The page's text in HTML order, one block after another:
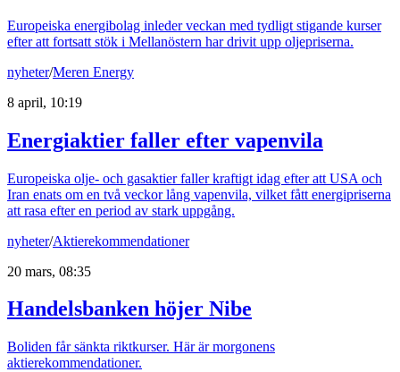
Europeiska energibolag inleder veckan med tydligt stigande kurser
efter att fortsatt stök i Mellanöstern har drivit upp oljepriserna.
nyheter/Meren Energy
8 april, 10:19
Energiaktier faller efter vapenvila
Europeiska olje- och gasaktier faller kraftigt idag efter att USA och
Iran enats om en två veckor lång vapenvila, vilket fått energipriserna
att rasa efter en period av stark uppgång.
nyheter/Aktierekommendationer
20 mars, 08:35
Handelsbanken höjer Nibe
Boliden får sänkta riktkurser. Här är morgonens
aktierekommendationer.